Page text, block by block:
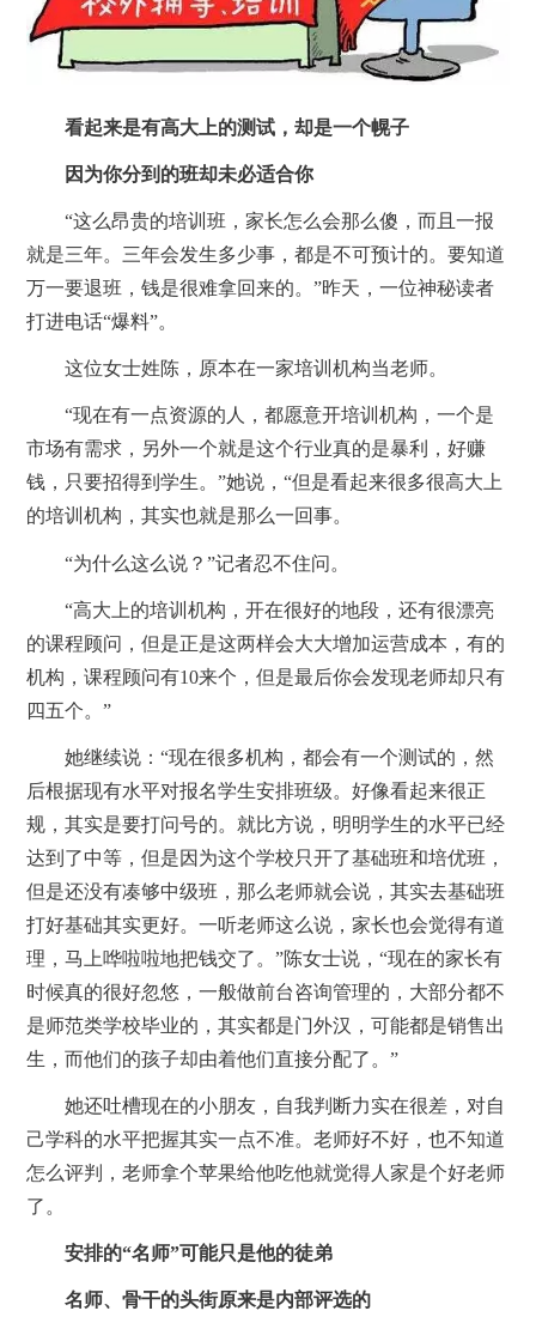
看起来是有高大上的测试，却是一个幌子
因为你分到的班却未必适合你
“这么昂贵的培训班，家长怎么会那么傻，而且一报
就是三年。三年会发生多少事，都是不可预计的。要知道
万一要退班，钱是很难拿回来的。”昨天，一位神秘读者
打进电话“爆料”。
这位女士姓陈，原本在一家培训机构当老师。
“现在有一点资源的人，都愿意开培训机构，一个是
市场有需求，另外一个就是这个行业真的是暴利，好赚
钱，只要招得到学生。”她说，“但是看起来很多很高大上
的培训机构，其实也就是那么一回事。
“为什么这么说？”记者忍不住问。
“高大上的培训机构，开在很好的地段，还有很漂亮
的课程顾问，但是正是这两样会大大增加运营成本，有的
机构，课程顾问有10来个，但是最后你会发现老师却只有
四五个。”
她继续说：“现在很多机构，都会有一个测试的，然
后根据现有水平对报名学生安排班级。好像看起来很正
规，其实是要打问号的。就比方说，明明学生的水平已经
达到了中等，但是因为这个学校只开了基础班和培优班，
但是还没有凑够中级班，那么老师就会说，其实去基础班
打好基础其实更好。一听老师这么说，家长也会觉得有道
理，马上哗啦啦地把钱交了。”陈女士说，“现在的家长有
时候真的很好忽悠，一般做前台咨询管理的，大部分都不
是师范类学校毕业的，其实都是门外汉，可能都是销售出
生，而他们的孩子却由着他们直接分配了。”
她还吐槽现在的小朋友，自我判断力实在很差，对自
己学科的水平把握其实一点不准。老师好不好，也不知道
怎么评判，老师拿个苹果给他吃他就觉得人家是个好老师
了。
安排的“名师”可能只是他的徒弟
名师、骨干的头街原来是内部评选的